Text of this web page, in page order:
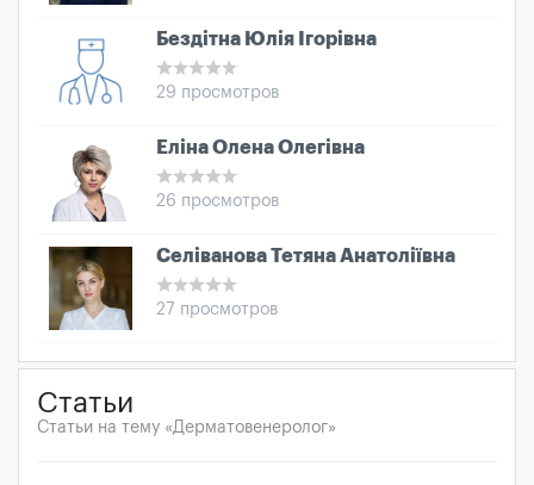
Бездітна Юлія Ігорівна
29 просмотров
Еліна Олена Олегівна
26 просмотров
Селіванова Тетяна Анатоліївна
27 просмотров
Статьи
Статьи на тему «Дерматовенеролог»